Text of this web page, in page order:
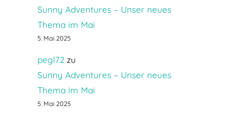
Sunny Adventures – Unser neues
Thema im Mai
5. Mai 2025
pegl72 zu
Sunny Adventures – Unser neues
Thema im Mai
5. Mai 2025